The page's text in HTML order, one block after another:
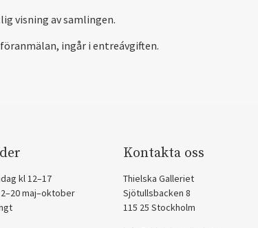
visning av samlingen.
ingår i entreávgiften.
kl 12–17
maj–oktober
Kontakta oss
Thielska Galleriet
Sjötullsbacken 8
115 25 Stockholm